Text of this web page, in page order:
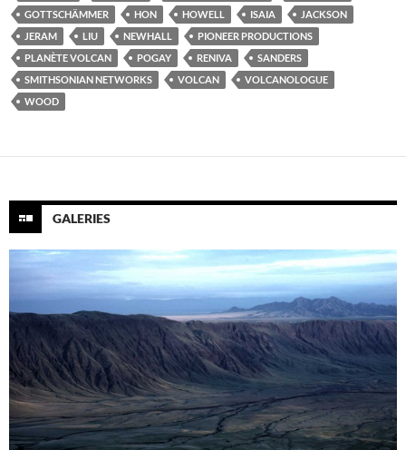
GOTTSCHÄMMER
HON HOWELL ISAIA
JACKSON
JERAM
LIU NEWHALL
PIONEER PRODUCTIONS
PLANÈTE VOLCAN
POGAY RENIVA
SANDERS
SMITHSONIAN NETWORKS
VOLCAN
VOLCANOLOGUE
WOOD
GALERIES